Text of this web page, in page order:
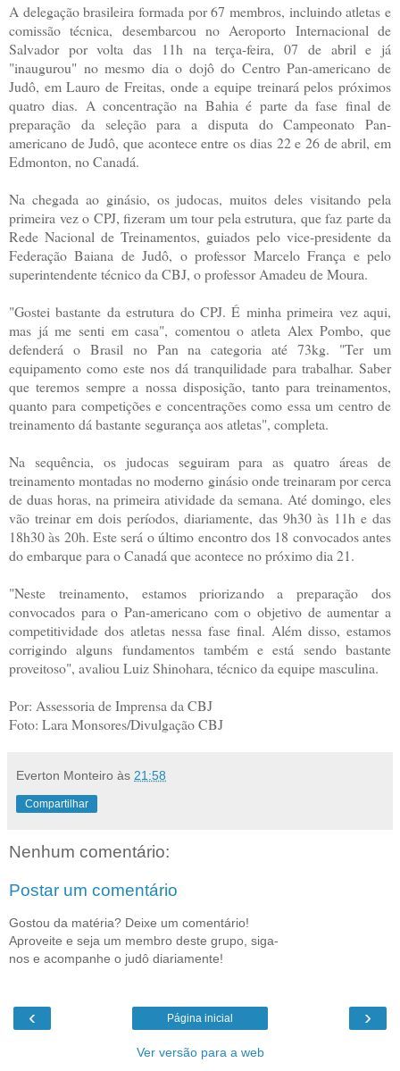
A delegação brasileira formada por 67 membros, incluindo atletas e
comissão técnica, desembarcou no Aeroporto Internacional de
Salvador por volta das 11h na terça-feira, 07 de abril e já
"inaugurou" no mesmo dia o dojô do Centro Pan-americano de
Judô, em Lauro de Freitas, onde a equipe treinará pelos próximos
quatro dias. A concentração na Bahia é parte da fase final de
preparação da seleção para a disputa do Campeonato Pan-
americano de Judô, que acontece entre os dias 22 e 26 de abril, em
Edmonton, no Canadá.
Na chegada ao ginásio, os judocas, muitos deles visitando pela
primeira vez o CPJ, fizeram um tour pela estrutura, que faz parte da
Rede Nacional de Treinamentos, guiados pelo vice-presidente da
Federação Baiana de Judô, o professor Marcelo França e pelo
superintendente técnico da CBJ, o professor Amadeu de Moura.
"Gostei bastante da estrutura do CPJ. É minha primeira vez aqui,
mas já me senti em casa", comentou o atleta Alex Pombo, que
defenderá o Brasil no Pan na categoria até 73kg. "Ter um
equipamento como este nos dá tranquilidade para trabalhar. Saber
que teremos sempre a nossa disposição, tanto para treinamentos,
quanto para competições e concentrações como essa um centro de
treinamento dá bastante segurança aos atletas", completa.
Na sequência, os judocas seguiram para as quatro áreas de
treinamento montadas no moderno ginásio onde treinaram por cerca
de duas horas, na primeira atividade da semana. Até domingo, eles
vão treinar em dois períodos, diariamente, das 9h30 às 11h e das
18h30 às 20h. Este será o último encontro dos 18 convocados antes
do embarque para o Canadá que acontece no próximo dia 21.
"Neste treinamento, estamos priorizando a preparação dos
convocados para o Pan-americano com o objetivo de aumentar a
competitividade dos atletas nessa fase final. Além disso, estamos
corrigindo alguns fundamentos também e está sendo bastante
proveitoso", avaliou Luiz Shinohara, técnico da equipe masculina.
Por: Assessoria de Imprensa da CBJ
Foto: Lara Monsores/Divulgação CBJ
Everton Monteiro às 21:58
Compartilhar
Nenhum comentário:
Postar um comentário
Gostou da matéria? Deixe um comentário!
Aproveite e seja um membro deste grupo, siga-
nos e acompanhe o judô diariamente!
‹ ›
Página inicial
Ver versão para a web